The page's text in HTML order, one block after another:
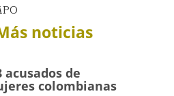
noticias
de
colombianas